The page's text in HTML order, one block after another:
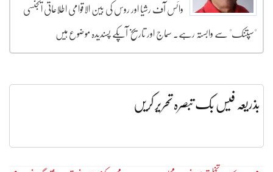
وائس آف رشیا اور روس کی بین الاقوامی اطلاعاتی ایجنسی
"سپتنک" سے وابستہ رہے۔ سماج اور تاریخ آپکے پسندیدہ موضوع ہیں
بذریعہ فیس بک تبصرہ تحریر کریں